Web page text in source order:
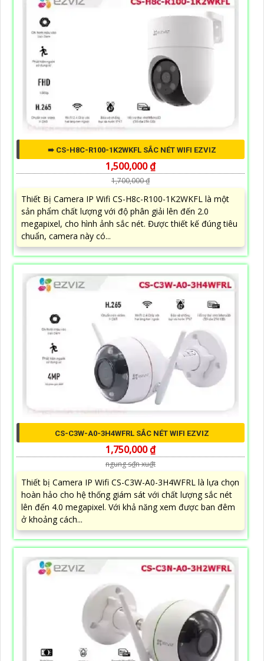
➠ CS-H8C-R100-1K2WKFL SẮC NÉT WIFI EZVIZ
1,500,000 ₫
1,700,000 ₫
Thiết Bị Camera IP Wifi CS-H8c-R100-1K2WKFL là một
sản phẩm chất lượng với độ phân giải lên đến 2.0
megapixel, cho hình ảnh sắc nét. Được thiết kế đúng tiêu
chuẩn, camera này có...
CS-C3W-A0-3H4WFRL SẮC NÉT WIFI EZVIZ
1,750,000 ₫
ngung s₫n xu₫t
Thiết bị Camera IP Wifi CS-C3W-A0-3H4WFRL là lựa chọn
hoàn hảo cho hệ thống giám sát với chất lượng sắc nét
lên đến 4.0 megapixel. Với khả năng xem được ban đêm
ở khoảng cách...